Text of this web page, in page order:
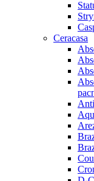
Ceracasa